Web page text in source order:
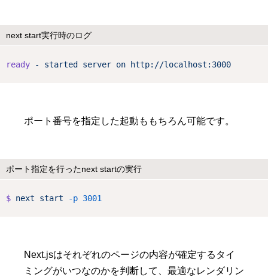
next start実行時のログ
ready - started server on http://localhost:3000
ポート番号を指定した起動ももちろん可能です。
ポート指定を行ったnext startの実行
$ next start -p 3001
Next.jsはそれぞれのページの内容が確定するタイ
ミングがいつなのかを判断して、最適なレンダリン